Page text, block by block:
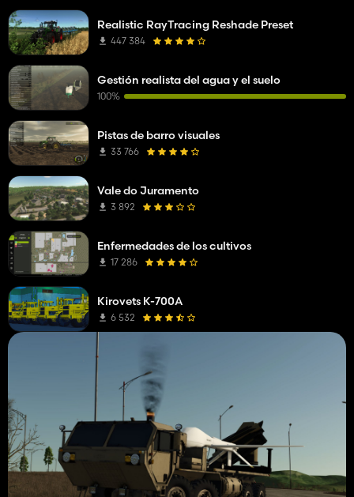
Realistic RayTracing Reshade Preset
447 384
Gestión realista del agua y el suelo
100%
Pistas de barro visuales
33 766
Vale do Juramento
3 892
Enfermedades de los cultivos
17 286
Kirovets K-700A
6 532